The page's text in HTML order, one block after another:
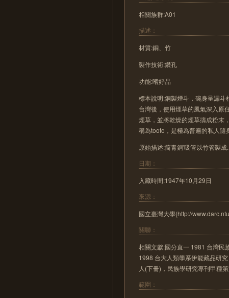
相關族群:A01
描述：
材質:銅、竹
製作技術:鑽孔
功能:嗜好品
標本說明:銅製煙斗，碗身呈漏
台灣後，使用煙草的風氣深入原
煙草，並將乾燥的煙草擣成粉末
稱為tooto，是極為普遍的私人隨
原始描述:筒青銅'吸管以竹管製
日期：
入藏時間:1947年10月29日
來源：
國立臺灣大學(http://
關聯：
相關文獻:國分直一 1981 台灣民
1998 台大人類學系伊能藏品研
人(下冊)，民族學研究專刊甲種
範圍：